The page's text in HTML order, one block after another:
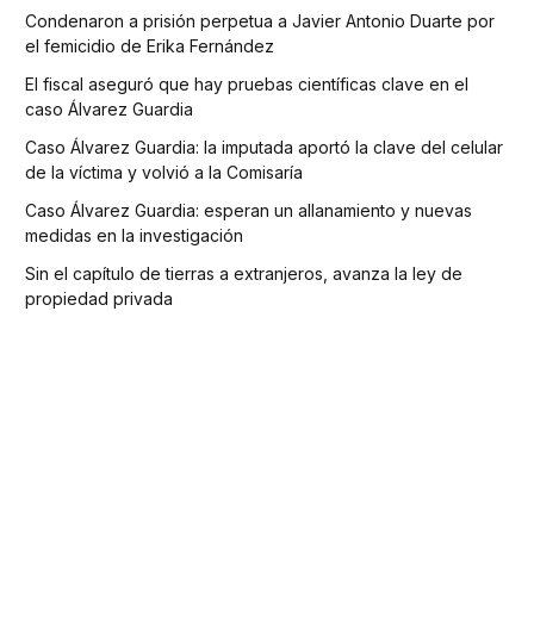
Condenaron a prisión perpetua a Javier Antonio Duarte por
el femicidio de Erika Fernández
El fiscal aseguró que hay pruebas científicas clave en el
caso Álvarez Guardia
Caso Álvarez Guardia: la imputada aportó la clave del celular
de la víctima y volvió a la Comisaría
Caso Álvarez Guardia: esperan un allanamiento y nuevas
medidas en la investigación
Sin el capítulo de tierras a extranjeros, avanza la ley de
propiedad privada